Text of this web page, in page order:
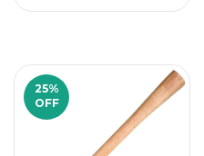
25%
OFF